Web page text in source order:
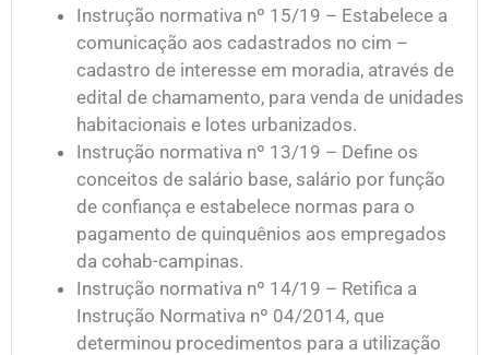
Instrução normativa nº 15/19 – Estabelece a
comunicação aos cadastrados no cim –
cadastro de interesse em moradia, através de
edital de chamamento, para venda de unidades
habitacionais e lotes urbanizados.
Instrução normativa nº 13/19 – Define os
conceitos de salário base, salário por função
de confiança e estabelece normas para o
pagamento de quinquênios aos empregados
da cohab-campinas.
Instrução normativa nº 14/19 – Retifica a
Instrução Normativa nº 04/2014, que
determinou procedimentos para a utilização